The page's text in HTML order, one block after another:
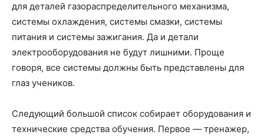
для деталей газораспределительного механизма,
системы охлаждения, системы смазки, системы
питания и системы зажигания. Да и детали
электрооборудования не будут лишними. Проще
говоря, все системы должны быть представлены для
глаз учеников.
Следующий большой список собирает оборудования и
технические средства обучения. Первое — тренажер,